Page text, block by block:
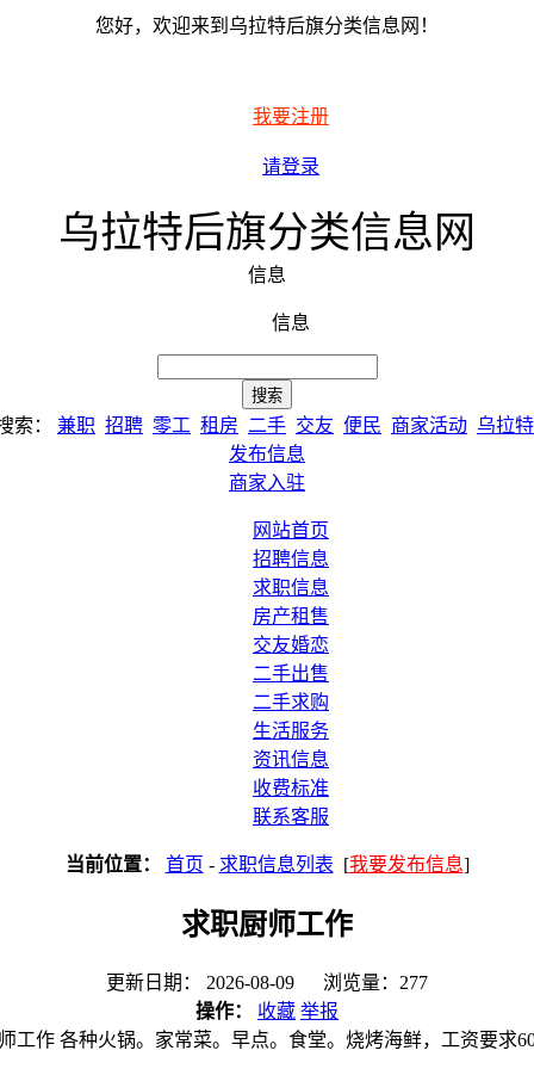
您好，欢迎来到乌拉特后旗分类信息网！
我要注册
请登录
乌拉特后旗分类信息网
信息
信息
索： 兼职 招聘 零工 租房 二手 交友 便民 商家活动 乌拉
发布信息
商家入驻
网站首页
招聘信息
求职信息
房产租售
交友婚恋
二手出售
二手求购
生活服务
资讯信息
收费标准
联系客服
当前位置： 首页 - 求职信息列表 [我要发布信息]
求职厨师工作
更新日期： 2026-08-09 浏览量：277
操作：
收藏 举报
工作 各种火锅。家常菜。早点。食堂。烧烤海鲜，工资要求